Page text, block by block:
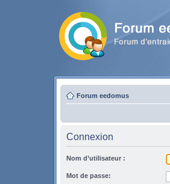
Forum eedomus
Connexion
Nom d’utilisateur :
Mot de passe: